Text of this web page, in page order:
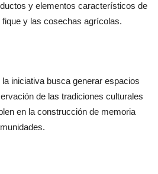
y elementos característicos de
fique y las cosechas agrícolas.
iniciativa busca generar espacios
de las tradiciones culturales
en la construcción de memoria